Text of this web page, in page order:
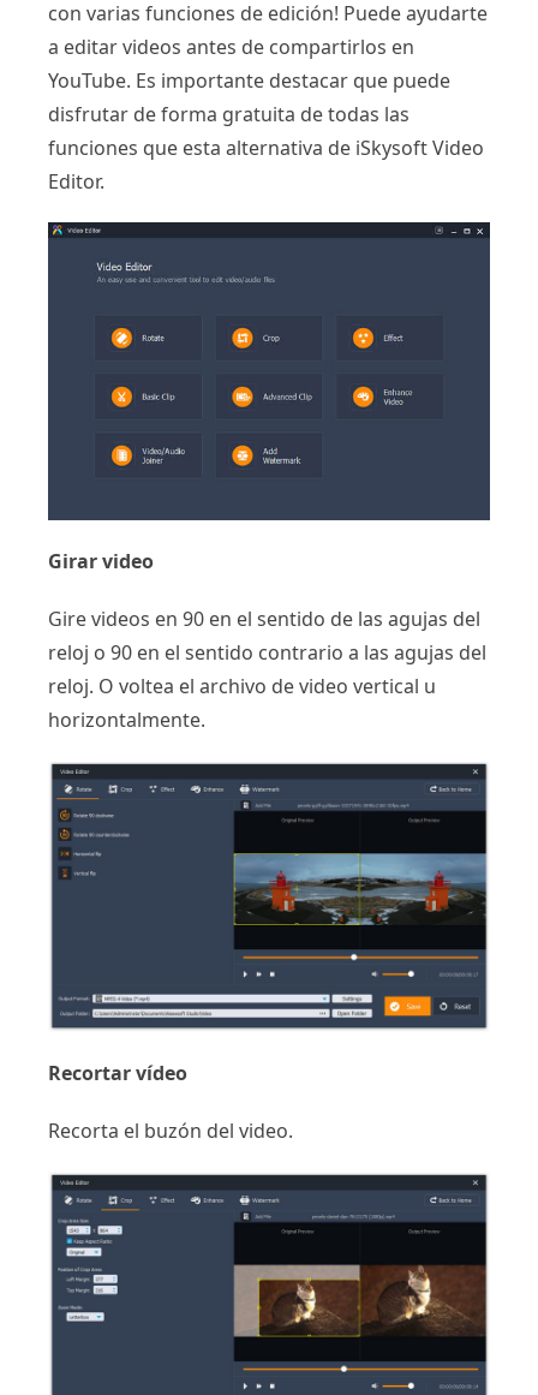
con varias funciones de edición! Puede ayudarte
a editar videos antes de compartirlos en
YouTube. Es importante destacar que puede
disfrutar de forma gratuita de todas las
funciones que esta alternativa de iSkysoft Video
Editor.
Girar video
Gire videos en 90 en el sentido de las agujas del
reloj o 90 en el sentido contrario a las agujas del
reloj. O voltea el archivo de video vertical u
horizontalmente.
Recortar vídeo
Recorta el buzón del video.